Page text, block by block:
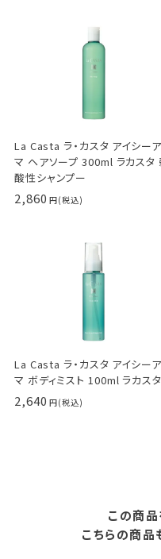
La Casta ラ・カスタ アイシー
マ ヘアソープ 300ml ラカスタ
酸性シャンプー
2,860
La Casta ラ・カスタ アイシー
マ ボディミスト 100ml ラカスタ
2,640
この商
こちらの商品